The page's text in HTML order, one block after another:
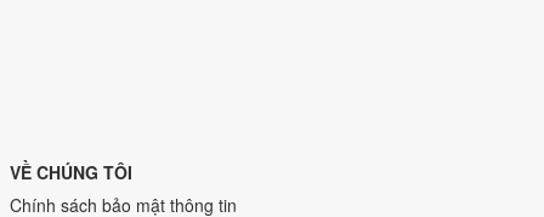
VỀ CHÚNG TÔI
Chính sách bảo mật thông tin